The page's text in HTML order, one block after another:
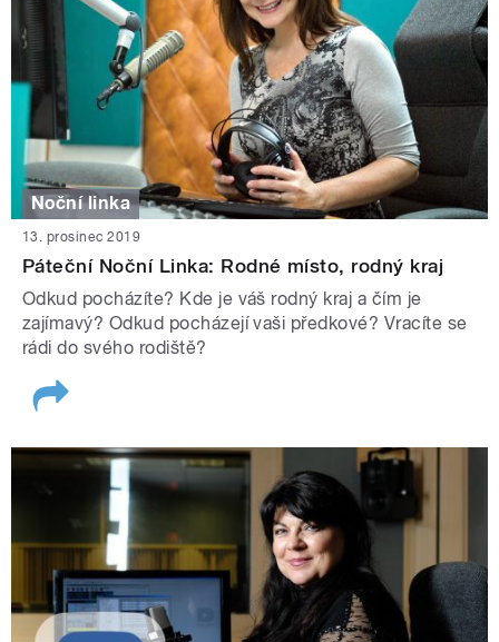
Noční linka
13. prosinec 2019
Páteční Noční Linka: Rodné místo, rodný kraj
Odkud pocházíte? Kde je váš rodný kraj a čím je
zajímavý? Odkud pocházejí vaši předkové? Vracíte se
rádi do svého rodiště?